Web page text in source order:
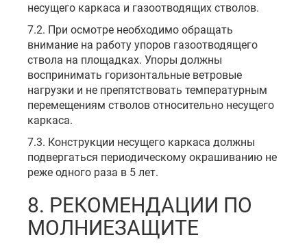
несущего каркаса и газоотводящих стволов.
7.2. При осмотре необходимо обращать
внимание на работу упоров газоотводящего
ствола на площадках. Упоры должны
воспринимать горизонтальные ветровые
нагрузки и не препятствовать температурным
перемещениям стволов относительно несущего
каркаса.
7.3. Конструкции несущего каркаса должны
подвергаться периодическому окрашиванию не
реже одного раза в 5 лет.
8. РЕКОМЕНДАЦИИ ПО
МОЛНИЕЗАЩИТЕ